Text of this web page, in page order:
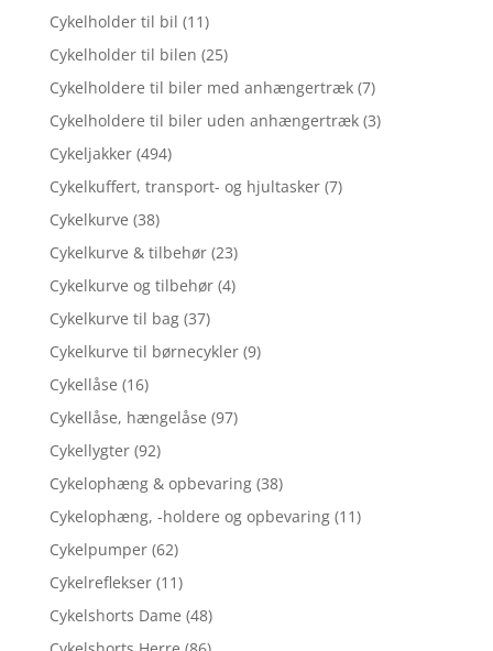
Cykelholder til bil (11)
Cykelholder til bilen (25)
Cykelholdere til biler med anhængertræk (7)
Cykelholdere til biler uden anhængertræk (3)
Cykeljakker (494)
Cykelkuffert, transport- og hjultasker (7)
Cykelkurve (38)
Cykelkurve & tilbehør (23)
Cykelkurve og tilbehør (4)
Cykelkurve til bag (37)
Cykelkurve til børnecykler (9)
Cykellåse (16)
Cykellåse, hængelåse (97)
Cykellygter (92)
Cykelophæng & opbevaring (38)
Cykelophæng, -holdere og opbevaring (11)
Cykelpumper (62)
Cykelreflekser (11)
Cykelshorts Dame (48)